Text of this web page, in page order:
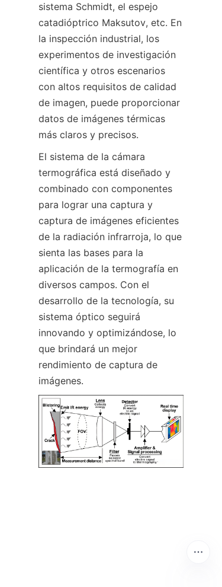
sistema Schmidt, el espejo
catadióptrico Maksutov, etc. En
la inspección industrial, los
experimentos de investigación
científica y otros escenarios
con altos requisitos de calidad
de imagen, puede proporcionar
datos de imágenes térmicas
más claros y precisos.
El sistema de la cámara
termográfica está diseñado y
combinado con componentes
para lograr una captura y
captura de imágenes eficientes
de la radiación infrarroja, lo que
sienta las bases para la
aplicación de la termografía en
diversos campos. Con el
desarrollo de la tecnología, su
sistema óptico seguirá
innovando y optimizándose, lo
que brindará un mejor
rendimiento de captura de
imágenes.